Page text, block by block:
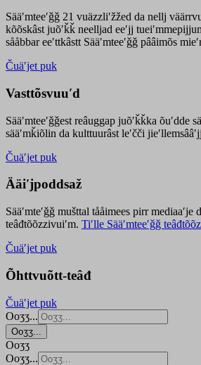
Sääʹmteeʹǧǧ 21 vuäzzliʹžžed da nellj
kõõskâst juõʹǩǩ neelljad eeʹjj
sååbbar eeʹttkâstt Sääʹmteeʹǧǧ pââimõs
Čuäʹjet puk
Vasttõsvuuʹd
Sääʹmteeʹǧǧest reâuggap juõʹǩǩka õuʹdde
sääʹmǩiõlin da kulttuurâst leʹčči
Čuäʹjet puk
Ääiʹjpoddsaž
Sääʹmteʹǧǧ mušttal tååimees pirr mediaaʹje
teâđtõõzzivuiʹm. Tiʹlle Sääʹmteeʹǧǧ
Čuäʹjet puk
Õhttvuõtt-teâđ
Čuäʹjet puk
Ooʒʒ...
Ooʒʒ...
Ooʒʒ
Ooʒʒ...